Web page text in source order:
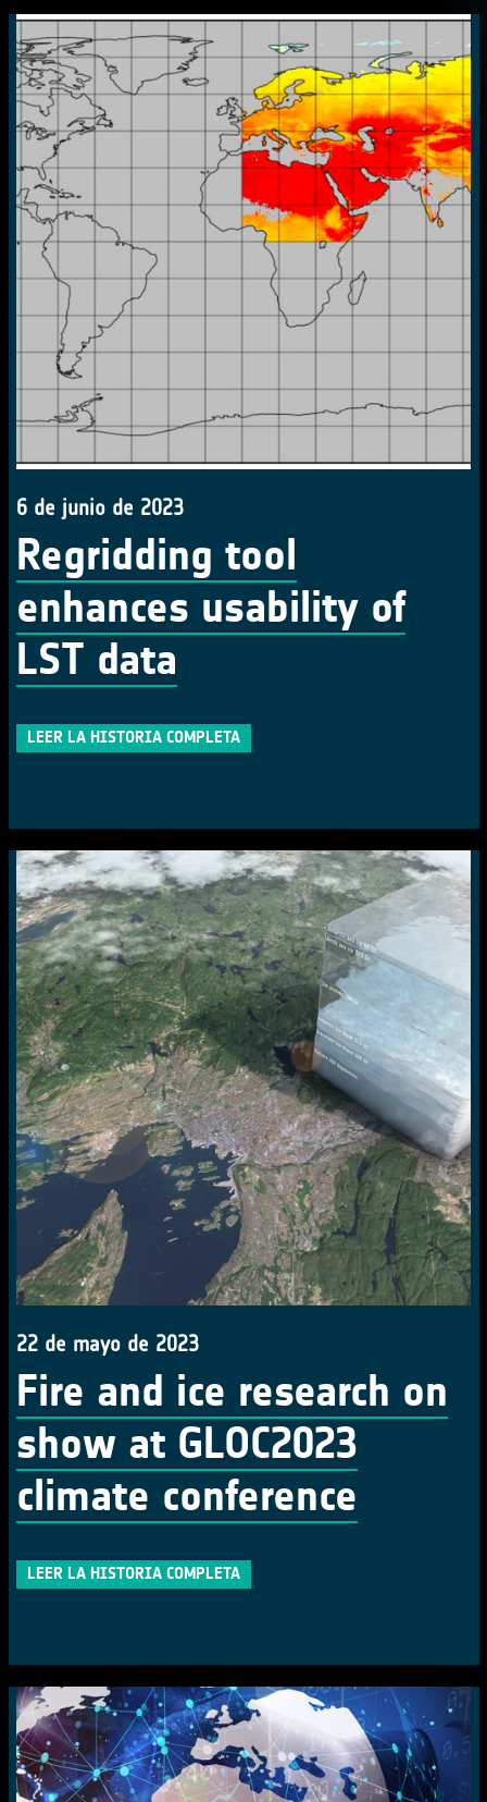
6 de junio de 2023
Regridding tool
enhances usability of
LST data
LEER LA HISTORIA COMPLETA
22 de mayo de 2023
Fire and ice research on
show at GLOC2023
climate conference
LEER LA HISTORIA COMPLETA